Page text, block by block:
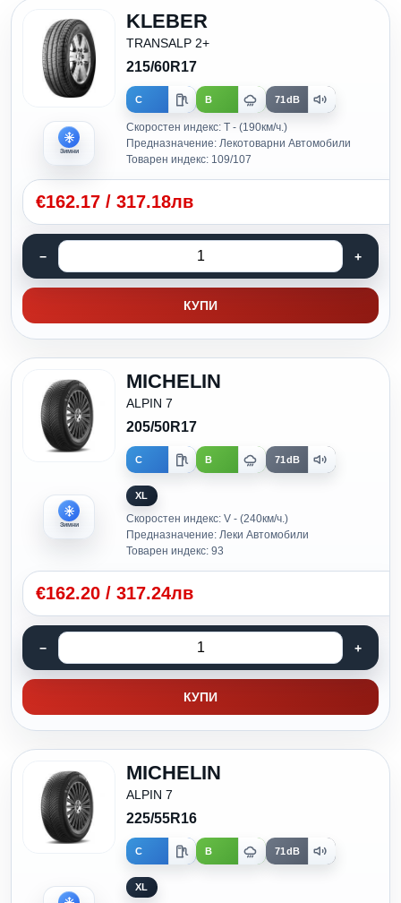
Зимни
KLEBER
TRANSALP 2+
215/60R17
C B 71dB
Скоростен индекс: T - (190км/ч.)
Предназначение: Лекотоварни Автомобили
Товарен индекс: 109/107
€162.17 / 317.18лв
КУПИ
Зимни
MICHELIN
ALPIN 7
205/50R17
C B 71dB
XL
Скоростен индекс: V - (240км/ч.)
Предназначение: Леки Автомобили
Товарен индекс: 93
€162.20 / 317.24лв
КУПИ
MICHELIN
ALPIN 7
225/55R16
C B 71dB
XL